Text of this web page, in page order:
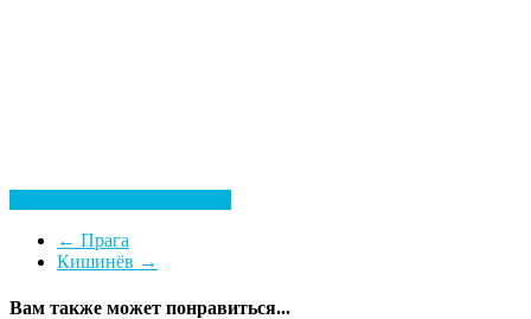
← Прага
Кишинёв →
Вам также может понравиться...